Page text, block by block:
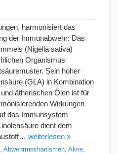
harmonisiert das
der Immunabwehr: Das
(Nigella sativa)
Organismus
Sein hoher
(GLA) in Kombination
ätherischen Ölen ist für
Wirkungen
das Immunsystem
dient dem
weiterlesen »
Abwehrmechanismen Akne